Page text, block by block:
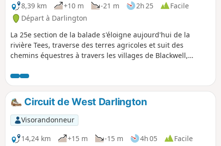
8,39 km
+10 m -21 m 2h 25
Facile
Départ à Darlington
La 25e section de la balade s'éloigne aujourd'hui de la
rivière Tees, traverse des terres agricoles et suit des
chemins équestres à travers les villages de Blackwell,
Circuit de West Darlington
Visorandonneur
14,24 km
+15 m -15 m 4h 05
Facile